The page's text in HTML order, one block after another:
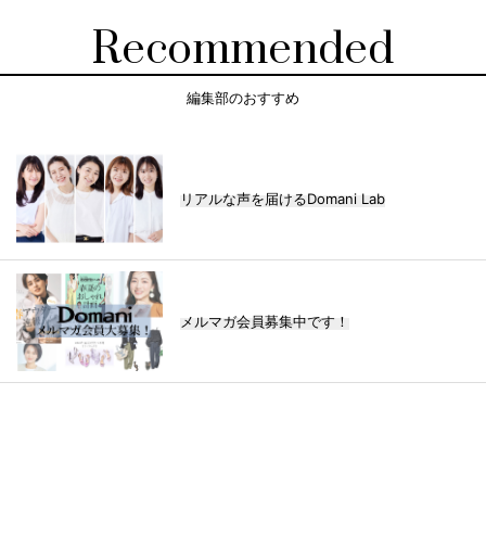
Recommended
編集部のおすすめ
リアルな声を届けるDomani Lab
メルマガ会員募集中です！